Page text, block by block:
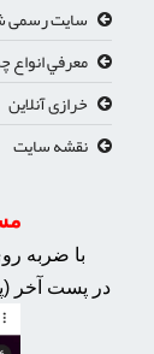
سایت رسمی
معرفي
خرازی آنلاین
نقشه سایت
با ضربه
در پست آخر